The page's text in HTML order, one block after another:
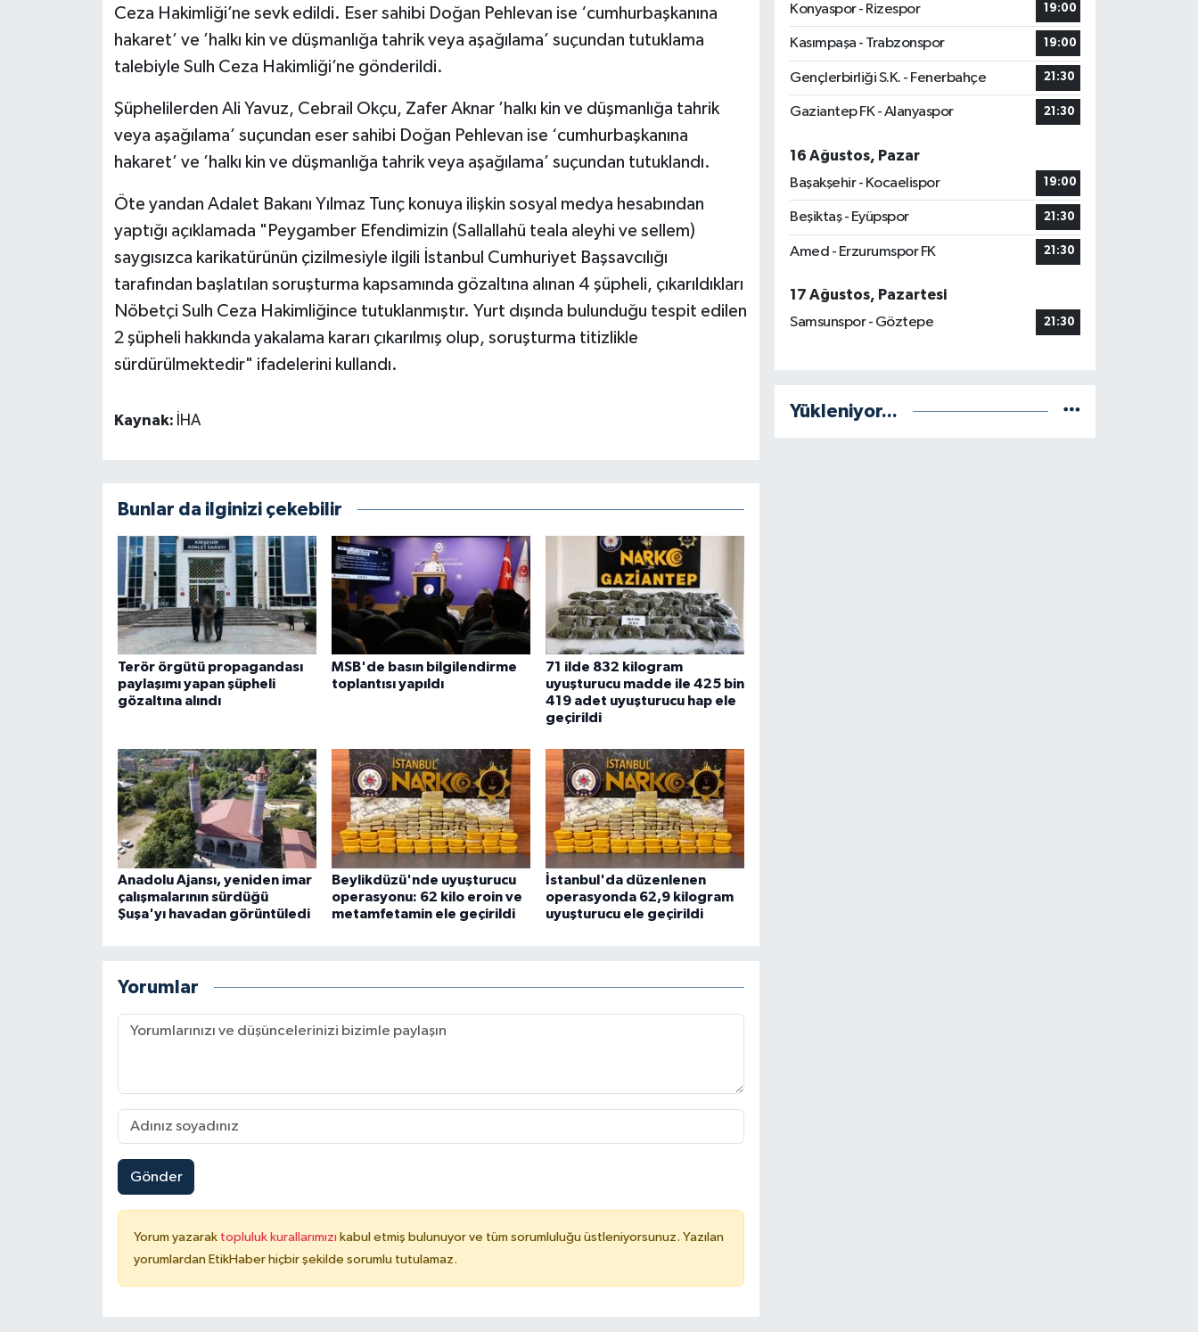
Ceza Hakimliği’ne sevk edildi. Eser sahibi Doğan Pehlevan ise ‘cumhurbaşkanına
hakaret’ ve ’halkı kin ve düşmanlığa tahrik veya aşağılama’ suçundan tutuklama
talebiyle Sulh Ceza Hakimliği’ne gönderildi.
Şüphelilerden Ali Yavuz, Cebrail Okçu, Zafer Aknar ’halkı kin ve düşmanlığa tahrik
veya aşağılama’ suçundan eser sahibi Doğan Pehlevan ise ‘cumhurbaşkanına
hakaret’ ve ’halkı kin ve düşmanlığa tahrik veya aşağılama’ suçundan tutuklandı.
Öte yandan Adalet Bakanı Yılmaz Tunç konuya ilişkin sosyal medya hesabından
yaptığı açıklamada "Peygamber Efendimizin (Sallallahü teala aleyhi ve sellem)
saygısızca karikatürünün çizilmesiyle ilgili İstanbul Cumhuriyet Başsavcılığı
tarafından başlatılan soruşturma kapsamında gözaltına alınan 4 şüpheli, çıkarıldıkları
Nöbetçi Sulh Ceza Hakimliğince tutuklanmıştır. Yurt dışında bulunduğu tespit edilen
2 şüpheli hakkında yakalama kararı çıkarılmış olup, soruşturma titizlikle
sürdürülmektedir" ifadelerini kullandı.
Kaynak: İHA
Bunlar da ilginizi çekebilir
Terör örgütü propagandası
paylaşımı yapan şüpheli
gözaltına alındı
MSB'de basın bilgilendirme
toplantısı yapıldı
71 ilde 832 kilogram
uyuşturucu madde ile 425 bin
419 adet uyuşturucu hap ele
geçirildi
Anadolu Ajansı, yeniden imar
çalışmalarının sürdüğü
Şuşa'yı havadan görüntüledi
Beylikdüzü'nde uyuşturucu
operasyonu: 62 kilo eroin ve
metamfetamin ele geçirildi
İstanbul'da düzenlenen
operasyonda 62,9 kilogram
uyuşturucu ele geçirildi
Yorumlar
Gönder
Yorum yazarak topluluk kurallarımızı kabul etmiş bulunuyor ve tüm sorumluluğu üstleniyorsunuz. Yazılan
yorumlardan EtikHaber hiçbir şekilde sorumlu tutulamaz.
Konyaspor - Rizespor
19:00
Kasımpaşa - Trabzonspor 19:00
Gençlerbirliği S.K. - Fenerbahçe 21:30
Gaziantep FK - Alanyaspor 21:30
16 Ağustos, Pazar
Başakşehir - Kocaelispor
19:00
Beşiktaş - Eyüpspor 21:30
Amed - Erzurumspor FK 21:30
17 Ağustos, Pazartesi
Samsunspor - Göztepe
21:30
Yükleniyor...